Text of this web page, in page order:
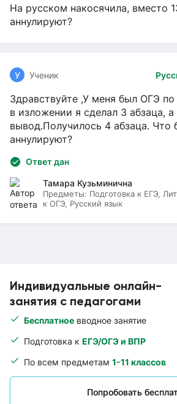
Индивидуальные онлайн-
занятия с педагогами
Бесплатное вводное занятие
Подготовка к ЕГЭ/ОГЭ и ВПР
По всем предметам 1-11 классов
Попробовать
На русском накосячила, вместо
аннулируют?
У Ученик
Здравствуйте ,У меня был ОГЭ
в изложении я сделал 3 абзаца, а
вывод.Получилось 4 абзаца. Что
аннулируют?
Ответ дан
Тамара Кузьминична
Предметы: Подготовка к ЕГЭ,
к ОГЭ, Русский язык